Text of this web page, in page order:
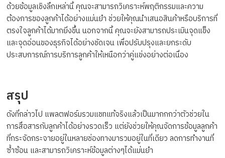
ด้วยข้อมูลเชิงลึกเหล่านี้ คุณจะสามารถวิเคราะห์พฤติกรรมและความ
ต้องการของลูกค้าได้อย่างแม่นยำ ช่วยให้คุณนำเสนอสินค้าหรือบริการที่
ตรงใจลูกค้าได้มากยิ่งขึ้น นอกจากนี้ คุณจะยังสามารถประเมินจุดแข็ง
และจุดอ่อนของธุรกิจได้อย่างชัดเจน เพื่อปรับปรุงและยกระดับ
ประสบการณ์การบริการลูกค้าให้เหนือกว่าคู่แข่งอย่างต่อเนื่อง
สรุป
ดังที่กล่าวไป แพลตฟอร์มรวมแชทแท้จริงแล้วเป็นมากกกว่าตัวช่วยใน
การสื่อสารกับลูกค้าได้อย่างรวดเร็ว แต่ยังช่วยให้คุณจัดการข้อมูลลูกค้า
ที่กระจัดกระจายอยู่ในหลายช่องทางมารวมอยู่ในที่เดียว ลดการทำงานที่
ซ้ำซ้อน และสามารถวิเคราะห์ข้อมูลต่างๆได้แม่นยำ